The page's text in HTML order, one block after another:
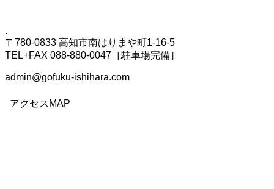
.
〒780-0833 高知市南はりまや町1-16-5
TEL+FAX 088-880-0047［駐車場完備］
admin@gofuku-ishihara.com
アクセスMAP